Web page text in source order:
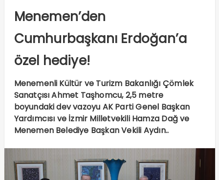
Menemen’den
Cumhurbaşkanı Erdoğan’a
özel hediye!
Menemenli Kültür ve Turizm Bakanlığı Çömlek
Sanatçısı Ahmet Taşhomcu, 2,5 metre
boyundaki dev vazoyu AK Parti Genel Başkan
Yardımcısı ve İzmir Milletvekili Hamza Dağ ve
Menemen Belediye Başkan Vekili Aydın..